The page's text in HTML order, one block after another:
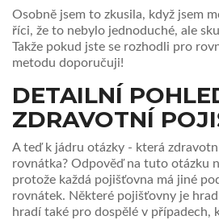
Osobně jsem to zkusila, když jsem
říci, že to nebylo jednoduché, ale
Takže pokud jste se rozhodli pro
metodu doporučuji!
DETAILNÍ
ZDRAVOTNÍ
A teď k jádru otázky - která
rovnátka? Odpověď na tuto otázku
protože každá pojišťovna má jiné
rovnátek. Některé pojišťovny je
hradí také pro dospělé v případech,